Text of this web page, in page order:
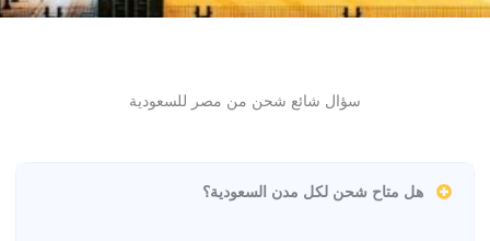
سؤال شائع شحن من مصر للسعودية
هل متاح شحن لكل مدن السعودية؟